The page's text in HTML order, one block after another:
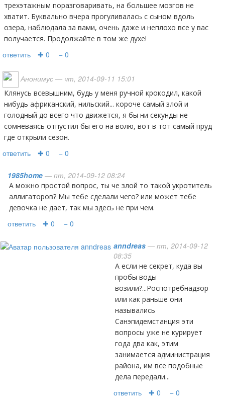
трехэтажным поразговаривать, на большее мозгов не
хватит. Буквально вчера прогуливалась с сыном вдоль
озера, наблюдала за вами, очень даже и неплохо все у вас
получается. Продолжайте в том же духе!
ответить ✚ 0 − 0
Анонимус — чт, 2014-09-11 15:01
Клянусь всевышним, будь у меня ручной крокодил, какой
нибудь африканский, нильский... короче самый злой и
голодный до всего что движется, я бы ни секунды не
сомневаясь отпустил бы его на волю, вот в тот самый пруд
где открыли сезон.
ответить ✚ 0 − 0
1985home — пт, 2014-09-12 08:24
А можно простой вопрос, ты че злой то такой укротитель
аллигаторов? Мы тебе сделали чего? или может тебе
девочка не дает, так мы здесь не при чем.
ответить ✚ 0 − 0
anndreas — пт, 2014-09-12
08:35
А если не секрет, куда вы
пробы воды
возили?...Роспотребнадзор
или как раньше они
назывались
Санэпидемстанция эти
вопросы уже не курирует
года два как, этим
занимается администрация
района, им все подобные
дела передали...
ответить ✚ 0 − 0